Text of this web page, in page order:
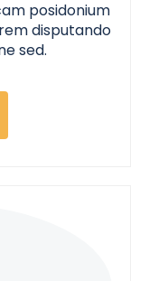
posidonium
disputando
sed.